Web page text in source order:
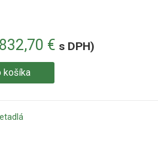
€ s DPH)
košíka